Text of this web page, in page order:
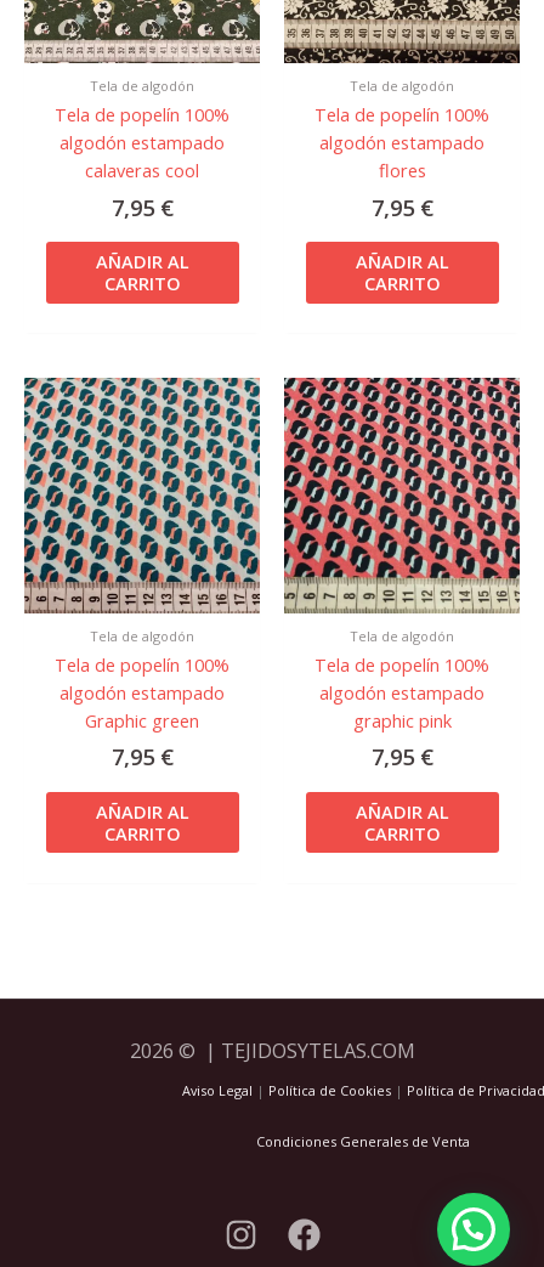
Tela de algodón
Tela de popelín 100%
algodón estampado
calaveras cool
7,95 €
AÑADIR AL
CARRITO
Tela de algodón
Tela de popelín 100%
algodón estampado
flores
7,95 €
AÑADIR AL
CARRITO
Tela de algodón
Tela de popelín 100%
algodón estampado
Graphic green
7,95 €
AÑADIR AL
CARRITO
Tela de algodón
Tela de popelín 100%
algodón estampado
graphic pink
7,95 €
AÑADIR AL
CARRITO
2026 © | TEJIDOSYTELAS.COM
Aviso Legal | Política de Cookies| Política de Privacidad
Condiciones Generales de Venta